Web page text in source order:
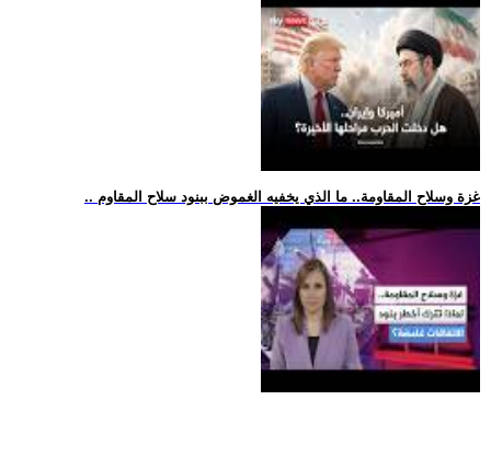
.. غزة وسلاح المقاومة.. ما الذي يخفيه الغموض ببنود سلاح المقاوم